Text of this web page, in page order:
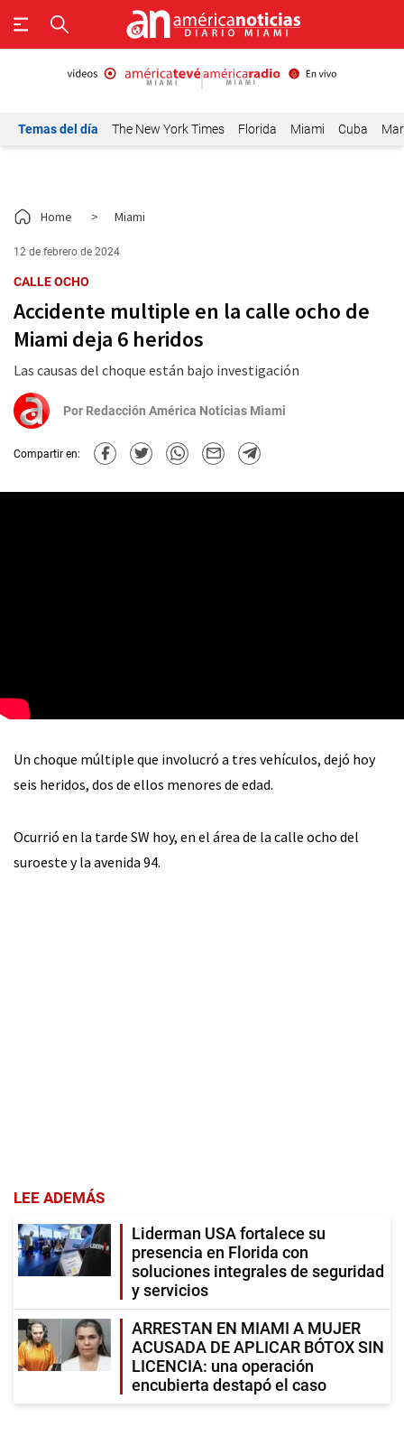
Temas del día The New York Times Florida Miami Cuba
Home > Miami
12 de febrero de 2024
CALLE OCHO
Accidente multiple en la calle ocho de
Miami deja 6 heridos
Las causas del choque están bajo investigación
Por Redacción América Noticias Miami
Compartir en:
Un choque múltiple que involucró a tres vehículos, dejó hoy
seis heridos, dos de ellos menores de edad.
Ocurrió en la tarde SW hoy, en el área de la calle ocho del
suroeste y la avenida 94.
LEE ADEMÁS
Liderman USA fortalece su
presencia en Florida con
soluciones integrales de seguridad
y servicios
ARRESTAN EN MIAMI A MUJER
ACUSADA DE APLICAR BÓTOX SIN
LICENCIA: una operación
encubierta destapó el caso